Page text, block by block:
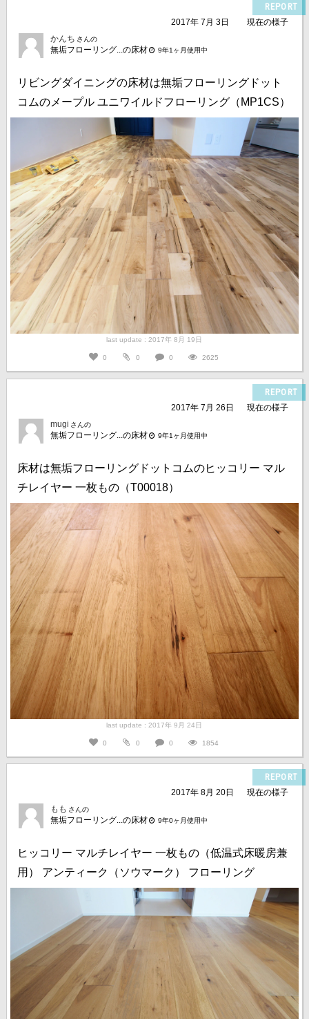
REPORT
2017年 7月 3日
現在の様子
かんち さんの
無垢フローリング...の床材 9年1ヶ月使用中
リビングダイニングの床材は無垢フローリングドット
コムのメープル ユニワイルドフローリング（MP1CS）
last update : 2017年 8月 19日
0 0 0 2625
REPORT
2017年 7月 26日
現在の様子
mugi さんの
無垢フローリング...の床材 9年1ヶ月使用中
床材は無垢フローリングドットコムのヒッコリー マル
チレイヤー 一枚もの（T00018）
last update : 2017年 9月 24日
0 0 0 1854
REPORT
2017年 8月 20日
現在の様子
もも さんの
無垢フローリング...の床材 9年0ヶ月使用中
ヒッコリー マルチレイヤー 一枚もの（低温式床暖房兼
用） アンティーク（ソウマーク） フローリング